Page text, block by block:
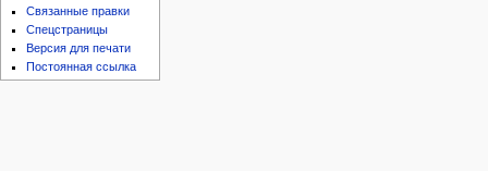
Связанные правки
Спецстраницы
Версия для печати
Постоянная ссылка